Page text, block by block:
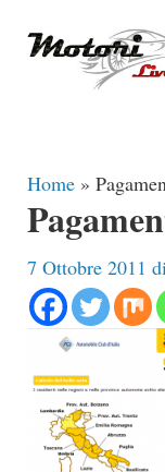
Home »
7 Ottobre 2011